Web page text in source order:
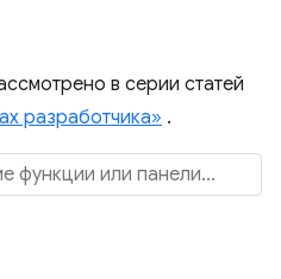
в серии статей
разработчика» .